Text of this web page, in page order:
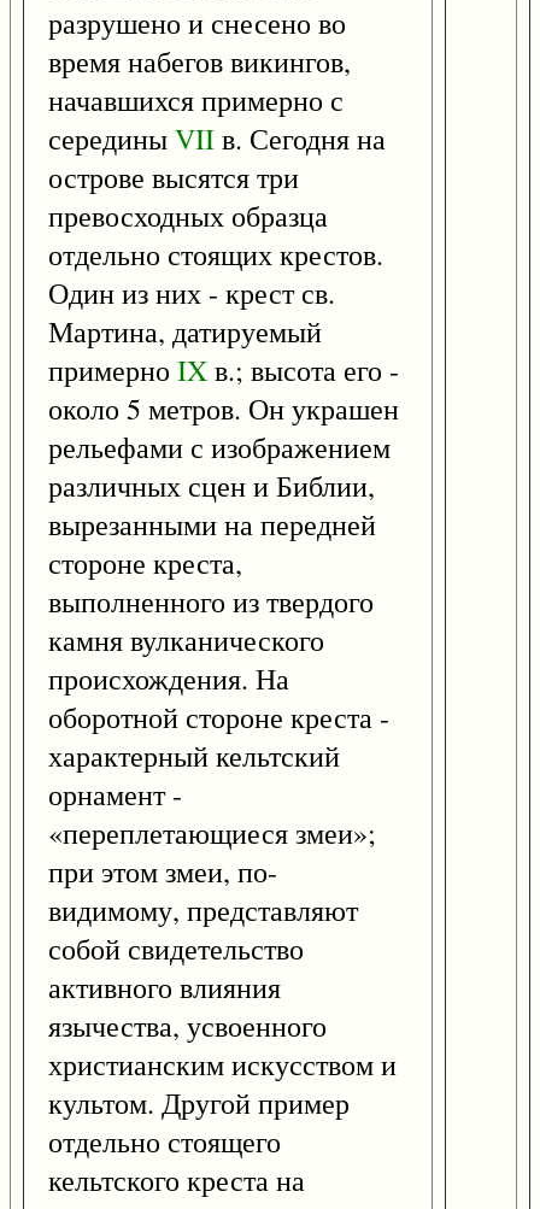
разрушено и снесено во
время набегов викингов,
начавшихся примерно с
серединыVIIв. Сегодня на
острове высятся три
превосходных образца
отдельно стоящих крестов.
Один из них - крест св.
Мартина, датируемый
примерно IXв.; высота его -
около 5 метров. Он украшен
рельефами с изображением
различных сцен и Библии,
вырезанными на передней
стороне креста,
выполненного из твердого
камня вулканического
происхождения. На
оборотной стороне креста -
характерный кельтский
орнамент -
«переплетающиеся змеи»;
при этом змеи, по-
видимому, представляют
собой свидетельство
активного влияния
язычества, усвоенного
христианским искусством и
культом. Другой пример
отдельно стоящего
кельтского креста на